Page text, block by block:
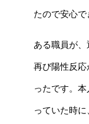
たので安心で
ある職員が、
再び陽性反
ったです。
っていた時